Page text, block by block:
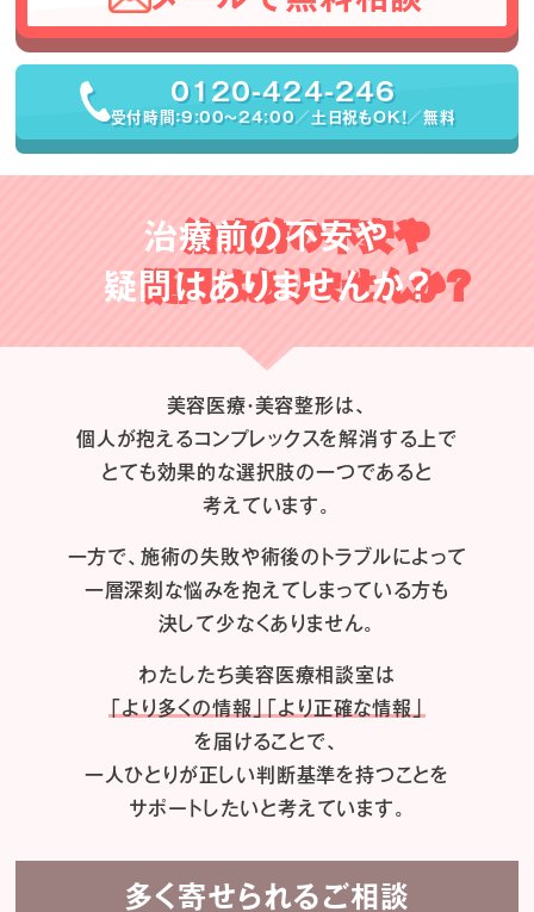
0120-424-246
受付時間：9:00〜24:00／土日祝もOK！／無料
治療前の不安や
疑問はありませんか？
美容医療・美容整形は、
個人が抱えるコンプレックスを解消する上で
とても効果的な選択肢の一つであると
考えています。
一方で、施術の失敗や術後のトラブルによって
一層深刻な悩みを抱えてしまっている方も
決して少なくありません。
わたしたち美容医療相談室は
「より多くの情報」「より正確な情報」
を届けることで、
一人ひとりが正しい判断基準を持つことを
サポートしたいと考えています。
多く寄せられるご相談